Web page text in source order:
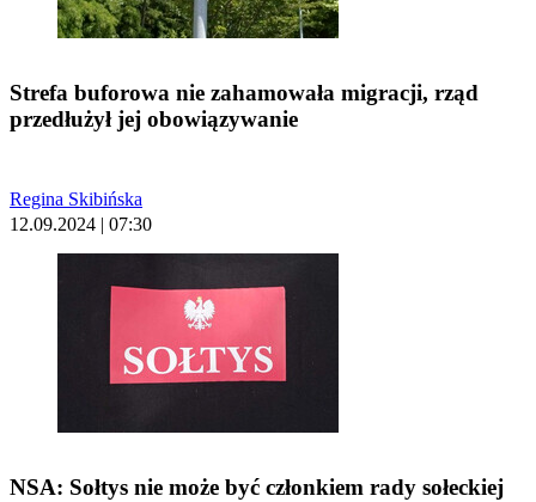
Strefa buforowa nie zahamowała migracji, rząd
przedłużył jej obowiązywanie
Regina Skibińska
12.09.2024 | 07:30
NSA: Sołtys nie może być członkiem rady sołeckiej